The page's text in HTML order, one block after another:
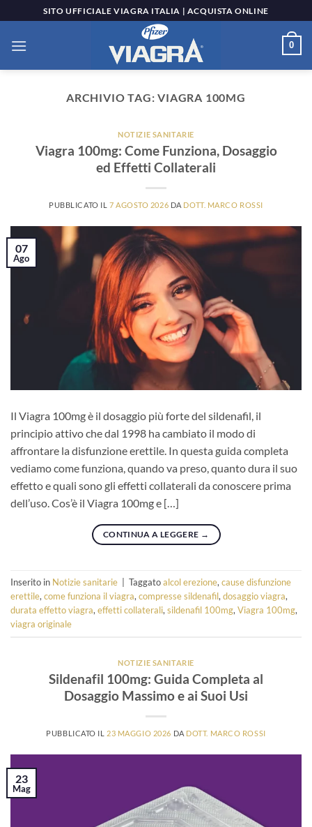
ai
contenuti
SITO UFFICIALE VIAGRA ITALIA | ACQUISTA ONLINE
0
ARCHIVIO TAG:VIAGRA 100MG
NOTIZIE SANITARIE
Viagra 100mg: Come Funziona, Dosaggio
ed Effetti Collaterali
PUBBLICATO IL 7 AGOSTO 2026 DA DOTT. MARCO ROSSI
07
Ago
Il Viagra 100mg è il dosaggio più forte del sildenafil, il
principio attivo che dal 1998 ha cambiato il modo di
affrontare la disfunzione erettile. In questa guida completa
vediamo come funziona, quando va preso, quanto dura il suo
effetto e quali sono gli effetti collaterali da conoscere prima
dell’uso. Cos’è il Viagra 100mg e […]
CONTINUA A LEGGERE →
Inserito in Notizie sanitarie Taggatoalcol erezione,cause disfunzione
erettile,come funziona il viagra,compresse sildenafil,dosaggio viagra,
durata effetto viagra,effetti collaterali,sildenafil 100mg,Viagra 100mg,
viagra originale
NOTIZIE SANITARIE
Sildenafil 100mg: Guida Completa al
Dosaggio Massimo e ai Suoi Usi
PUBBLICATO IL 23 MAGGIO 2026 DA DOTT. MARCO ROSSI
23
Mag